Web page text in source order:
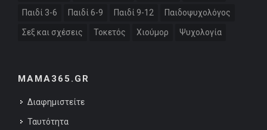
Παιδί 3-6 Παιδί 6-9 Παιδί 9-12 Παιδοψυχολόγος
Σεξ και σχέσεις Τοκετός Χιούμορ Ψυχολογία
MAMA365.GR
Διαφημιστείτε
Ταυτότητα